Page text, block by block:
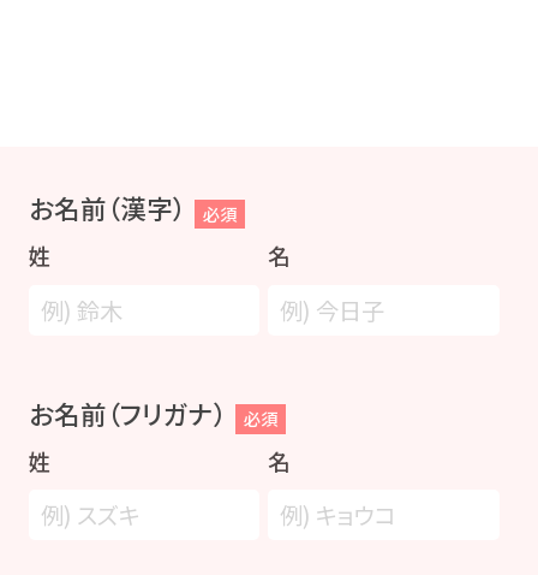
お名前（漢字） 必須
姓 名
お名前（フリガナ） 必須
姓 名